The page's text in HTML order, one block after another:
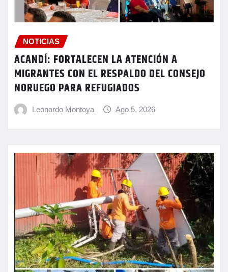
NOTICIAS
ACANDÍ: FORTALECEN LA ATENCIÓN A
MIGRANTES CON EL RESPALDO DEL CONSEJO
NORUEGO PARA REFUGIADOS
Leonardo Montoya Ago 5, 2026